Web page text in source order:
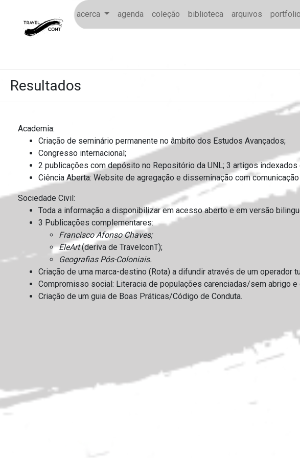
acerca agenda coleção biblioteca arquivos portfolio
Resultados
Academia:
Criação de seminário permanente no âmbito dos Estudos Avançados;
Congresso internacional;
2 publicações com depósito no Repositório da UNL; 3 artigos
Ciência Aberta: Website de agregação e disseminação com
Sociedade Civil:
Toda a informação a disponibilizar em acesso aberto e em versão
3 Publicações complementares:
Francisco Afonso Chaves;
EleArt(deriva de TravelconT);
Geografias Pós-Coloniais.
Criação de uma marca-destino (Rota) a difundir através de um operador
Compromisso social: Literacia de populações carenciadas/sem abrigo
Criação de um guia de Boas Práticas/Código de Conduta.